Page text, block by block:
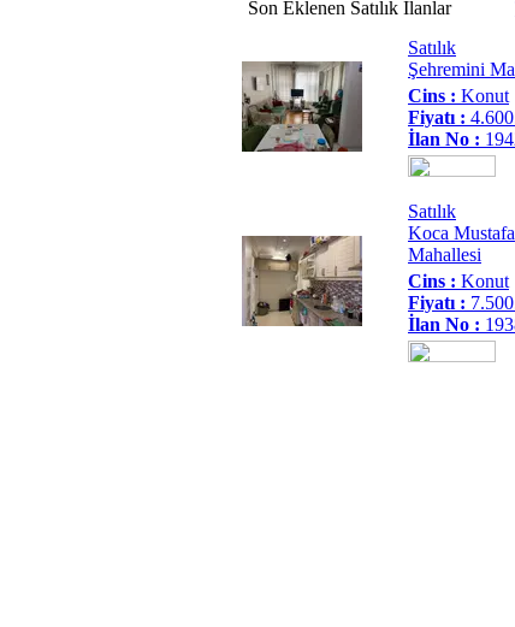
Son Eklenen Satılık İlanlar
Satılık
Şehremini
Cins : Konut
Fiyatı :
İlan No :
Satılık
Koca
Mahallesi
Cins : Konut
Fiyatı :
İlan No :